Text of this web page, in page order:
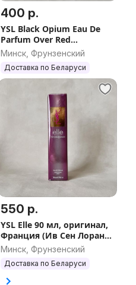
400 р.
YSL Black Opium Eau De
Parfum Over Red
парфюмерная вода 90 мл,
оригинал, Франция
Минск, Фрунзенский
Доставка по Беларуси
550 р.
YSL Elle 90 мл, оригинал,
Франция (Ив Сен Лоран
Эль)
Минск, Фрунзенский
Доставка по Беларуси